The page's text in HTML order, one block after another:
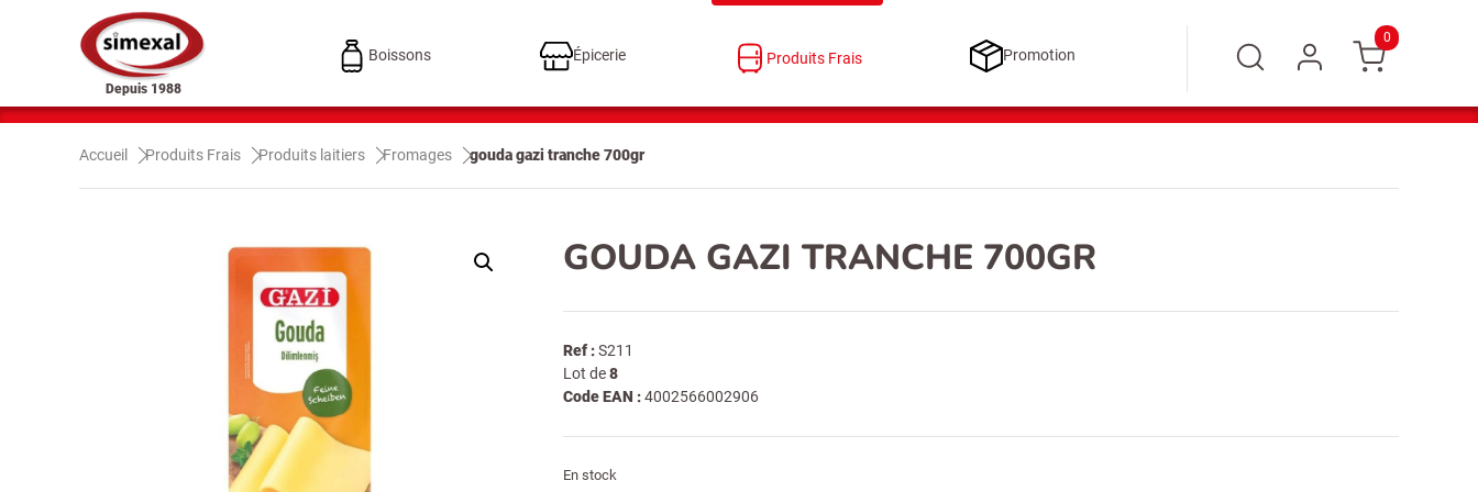
Depuis 1988
Boissons Épicerie Produits Frais Promotion
0
Accueil Produits Frais Produits laitiers Fromages gouda gazi tranche 700gr
GOUDA GAZI TRANCHE 700GR
Ref :S211
Lot de8
Code EAN :4002566002906
En stock